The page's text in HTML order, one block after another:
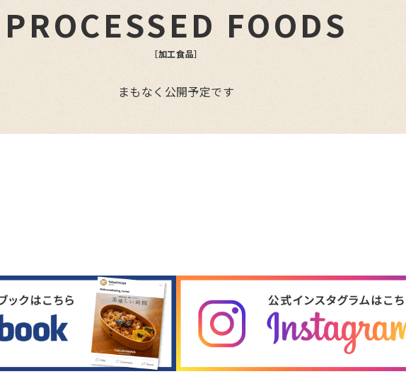
PROCESSED FOODS
［加工食品］
まもなく公開予定です